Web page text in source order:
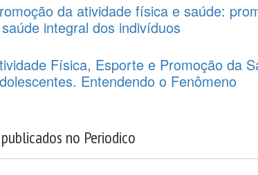
da atividade física e saúde:
integral dos indivíduos
Física, Esporte e Promoção da
Entendendo o Fenômeno
no Periodico